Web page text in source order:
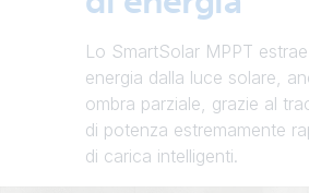
Lo SmartSolar MPPT
energia dalla luce solare,
ombra parziale, grazie al
di potenza estremamente
di carica intelligenti.